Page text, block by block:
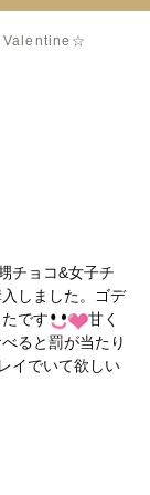
Valentine☆
チョコ&女子チ
しました。ゴデ
です
甘く
ると罰が当たり
イでいて欲しい